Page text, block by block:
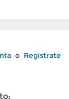
o Regístrate